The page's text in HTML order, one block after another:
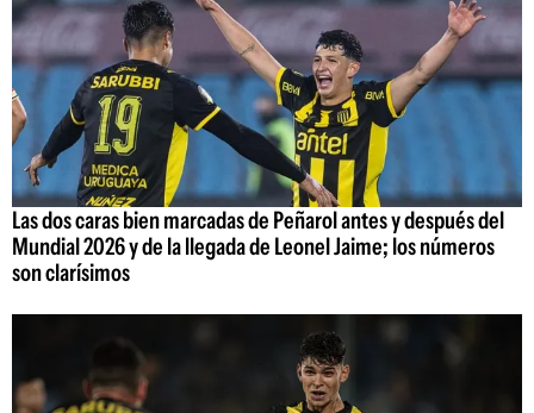
Las dos caras bien marcadas de Peñarol antes y después del
Mundial 2026 y de la llegada de Leonel Jaime; los números
son clarísimos